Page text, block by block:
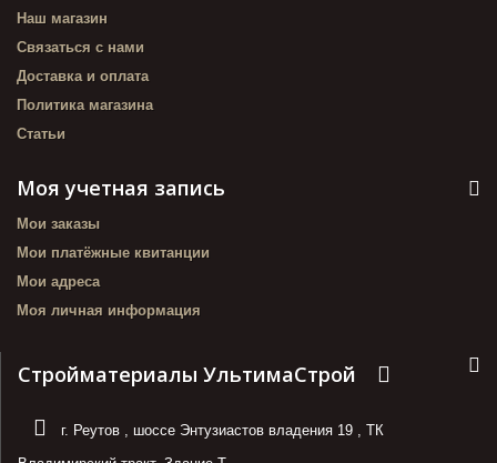
Наш магазин
Связаться с нами
Доставка и оплата
Политика магазина
Статьи
Моя учетная запись
Мои заказы
Мои платёжные квитанции
Мои адреса
Моя личная информация
Стройматериалы УльтимаСтрой
г. Реутов , шоссе Энтузиастов владения 19 , ТК